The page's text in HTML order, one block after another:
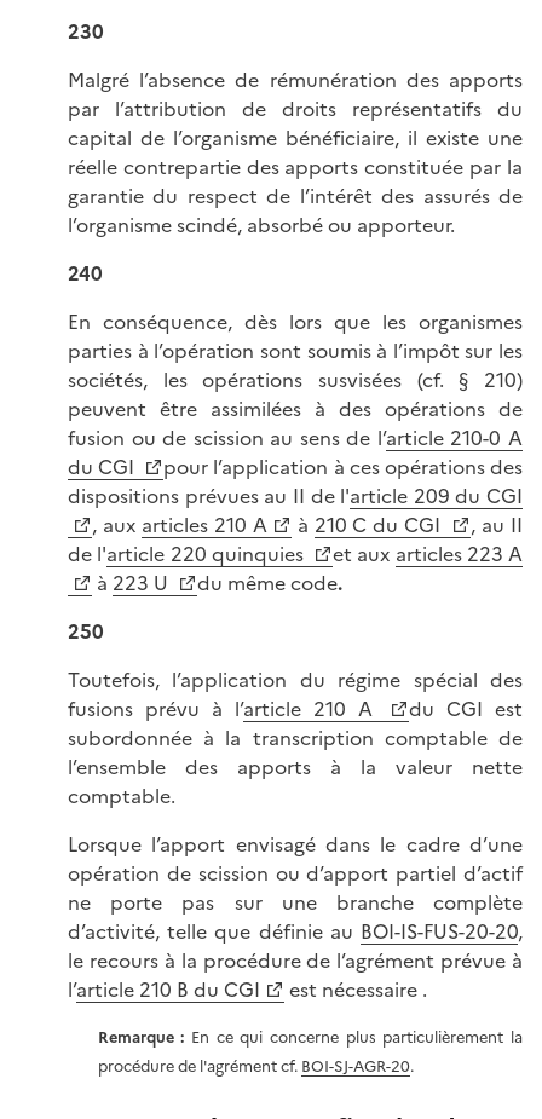
230
Malgré l’absence de rémunération des apports
par l’attribution de droits représentatifs du
capital de l’organisme bénéficiaire, il existe une
réelle contrepartie des apports constituée par la
garantie du respect de l’intérêt des assurés de
l’organisme scindé, absorbé ou apporteur.
240
En conséquence, dès lors que les organismes
parties à l’opération sont soumis à l’impôt sur les
sociétés, les opérations susvisées (cf. § 210)
peuvent être assimilées à des opérations de
fusion ou de scission au sens de l’article 210-0 A
du CGI
pour l’application à ces opérations des
dispositions prévues au II de l'article 209 du CGI
, aux articles 210 A à 210 C du CGI
, au II
de l'article 220 quinquies et aux articles 223 A
à 223 U du même code.
250
Toutefois, l’application du régime spécial des
fusions prévu à l’article 210 A
du CGI est
subordonnée à la transcription comptable de
l’ensemble des apports à la valeur nette
comptable.
Lorsque l’apport envisagé dans le cadre d’une
opération de scission ou d’apport partiel d’actif
ne porte pas sur une branche complète
d’activité, telle que définie au BOI-IS-FUS-20-20,
le recours à la procédure de l’agrément prévue à
l’article 210 B du CGI est nécessaire .
Remarque : En ce qui concerne plus particulièrement la
procédure de l'agrément cf. BOI-SJ-AGR-20.